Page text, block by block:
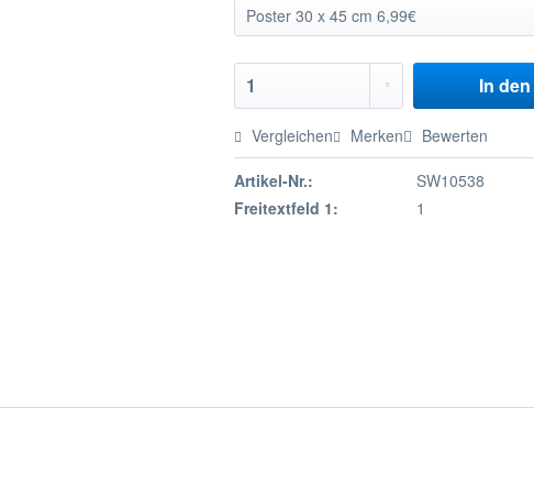
In den
Vergleichen Merken Bewerten
Artikel-Nr.:
SW10538
Freitextfeld 1:
1